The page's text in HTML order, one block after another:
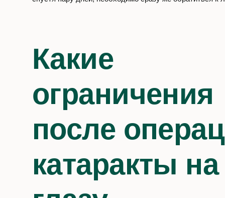
Какие
ограничения
после
катаракты на